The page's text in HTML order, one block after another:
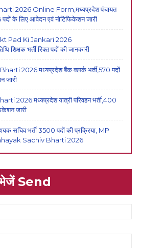
2026 Online Form,मध्यप्रदेश पंचायत
पदों के लिए आवेदन एवं नोटिफिकेशन जारी
Pad Ki Jankari 2026
भर्ती रिक्त पदों की जानकारी
2026:मध्यप्रदेश बैंक क्लर्क भर्ती,570 पदों
जारी
2026:मध्यप्रदेश यात्री परिवहन भर्ती,400
जारी
सचिव भर्ती 3500 पदों की प्रक्रिया, MP
Sachiv Bharti 2026
भेजें Send